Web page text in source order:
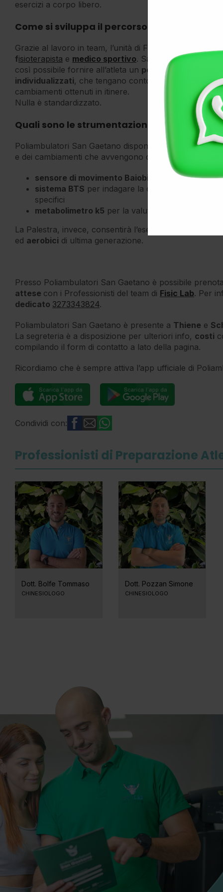
esercizi a corpo libero.
Come si sviluppa il percorso con il
Grazie al lavoro in team, l’unità di Fisic Lab può
fisioterapista e medico sportivo. Sarà disponibile
così possibile fornire all’atleta un percorso
individualizzati, che tengano conto delle capacità
cambiamenti ottenuti in itinere.
Nulla è standardizzato.
Quali sono le strumentazioni utili a
Poliambulatori San Gaetano dispone di strumenti per
e dei cambiamenti che avvengono durante il percorso,
sensore di movimento Baiobit
per la
sistema BTS per indagare la capacità di
specifici
metabolimetro k5 per la valutazione della fitness
La Palestra, invece, consentirà l’esecuzione degli
ed aerobici di ultima generazione.
Presso Poliambulatori San Gaetano è possibile
attese con i Professionisti del team di Fisic Lab. Per
dedicato 3273343824.
Poliambulatori San Gaetano è presente a Thiene e
La segreteria è a disposizione per ulteriori info, costi
compilando il form di contatto a lato della pagina.
Ricordiamo che è sempre attiva l’app ufficiale di
Condividi con:
Professionisti di Preparazione
Dott. Bolfe Tommaso
CHINESIOLOGO
Dott. Pozzan Simone
CHINESIOLOGO